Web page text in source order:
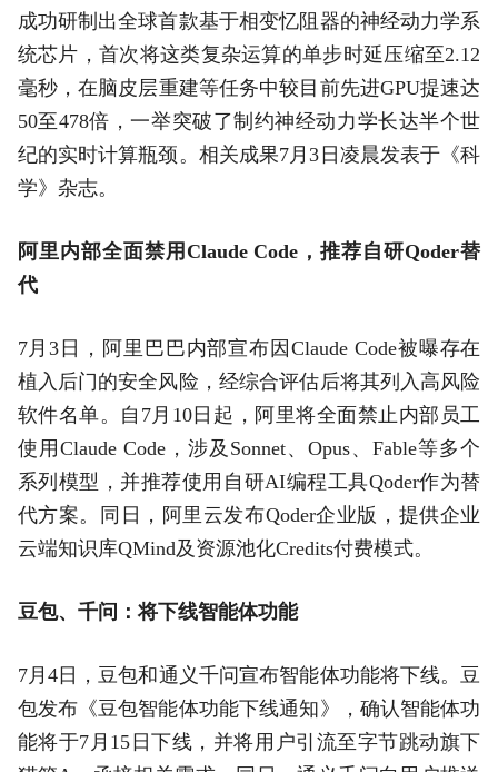
成功研制出全球首款基于相变忆阻器的神经动力学系
统芯片，首次将这类复杂运算的单步时延压缩至2.12
毫秒，在脑皮层重建等任务中较目前先进GPU提速达
50至478倍，一举突破了制约神经动力学长达半个世
纪的实时计算瓶颈。相关成果7月3日凌晨发表于《科
学》杂志。
阿里内部全面禁用Claude Code，推荐自研Qoder替
代
7月3日，阿里巴巴内部宣布因Claude Code被曝存在
植入后门的安全风险，经综合评估后将其列入高风险
软件名单。自7月10日起，阿里将全面禁止内部员工
使用Claude Code，涉及Sonnet、Opus、Fable等多个
系列模型，并推荐使用自研AI编程工具Qoder作为替
代方案。同日，阿里云发布Qoder企业版，提供企业
云端知识库QMind及资源池化Credits付费模式。
豆包、千问：将下线智能体功能
7月4日，豆包和通义千问宣布智能体功能将下线。豆
包发布《豆包智能体功能下线通知》，确认智能体功
能将于7月15日下线，并将用户引流至字节跳动旗下